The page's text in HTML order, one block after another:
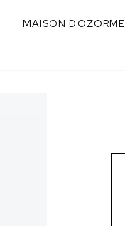
MAISON DOZORME